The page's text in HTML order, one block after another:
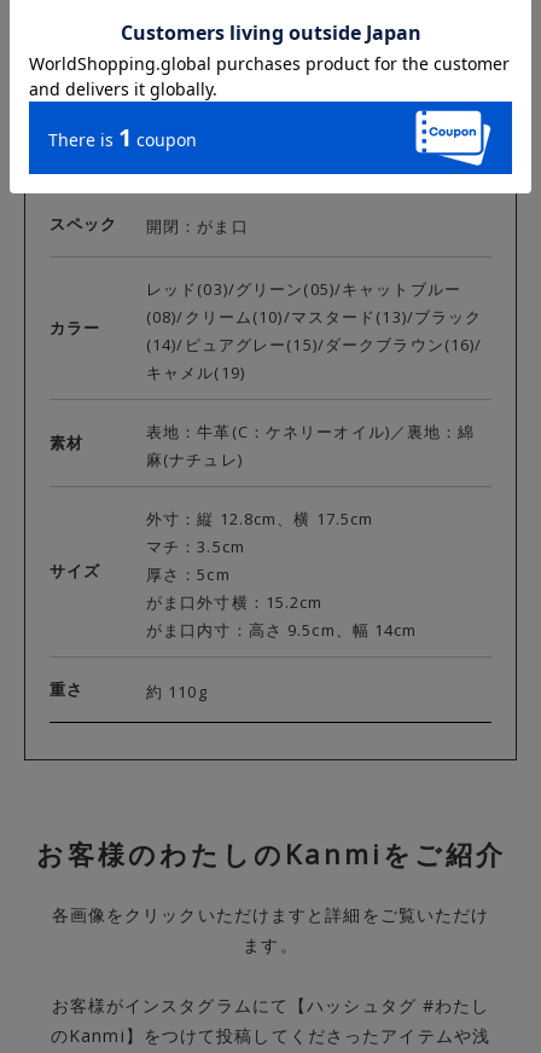
DETAIL
スペック 開閉：がま口
カラー
レッド(03)/グリーン(05)/キャットブルー
(08)/クリーム(10)/マスタード(13)/ブラック
(14)/ピュアグレー(15)/ダークブラウン(16)/
キャメル(19)
素材
表地：牛革(C：ケネリーオイル)／裏地：綿
麻(ナチュレ)
サイズ
外寸：縦 12.8cm、横 17.5cm
マチ：3.5cm
厚さ：5cm
がま口外寸横：15.2cm
がま口内寸：高さ 9.5cm、幅 14cm
重さ 約 110g
お客様のわたしのKanmiをご紹介
各画像をクリックいただけますと詳細をご覧いただけ
ます。
お客様がインスタグラムにて【ハッシュタグ #わたし
のKanmi】をつけて投稿してくださったアイテムや浅